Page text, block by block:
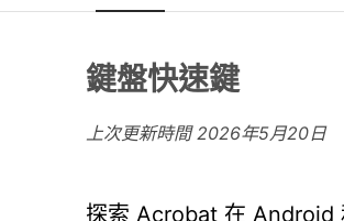
鍵盤快速鍵
上次更新時間2026年5月20日
探索 Acrobat 在 Android